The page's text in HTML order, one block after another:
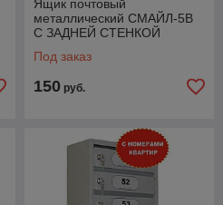
Ящик почтовый
металлический СМАЙЛ-5В
С ЗАДНЕЙ СТЕНКОЙ
Под заказ
150 руб.